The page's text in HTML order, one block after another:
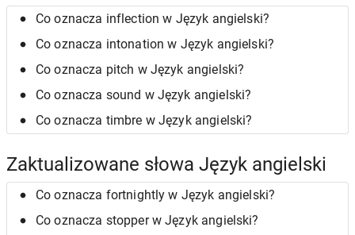
Co oznacza inflection w Język angielski?
Co oznacza intonation w Język angielski?
Co oznacza pitch w Język angielski?
Co oznacza sound w Język angielski?
Co oznacza timbre w Język angielski?
Zaktualizowane słowa Język angielski
Co oznacza fortnightly w Język angielski?
Co oznacza stopper w Język angielski?